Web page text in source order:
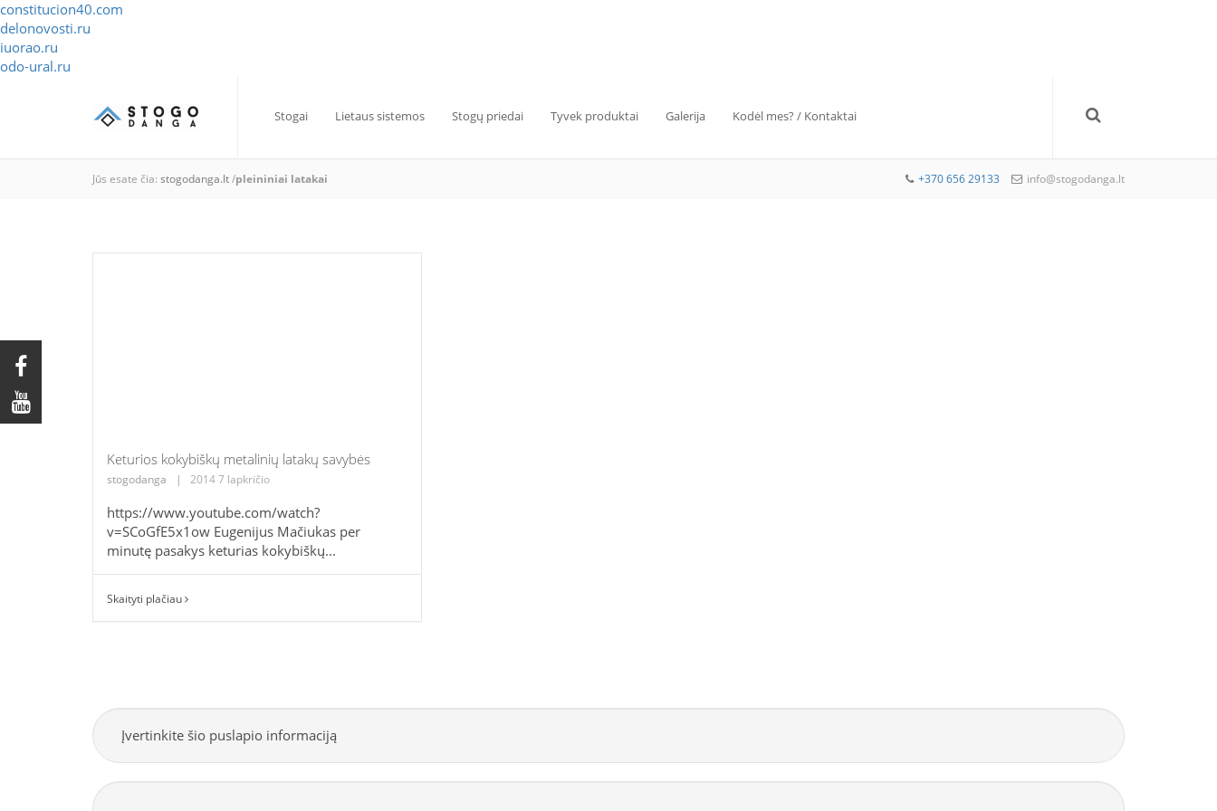
constitucion40.com
delonovosti.ru
iuorao.ru
odo-ural.ru
Stogai Lietaus sistemos Stogų priedai Tyvek produktai Galerija Kodėl mes? / Kontaktai
Jūs esate čia: stogodanga.lt/pleininiai latakai +370 656 29133 info@stogodanga.lt
Keturios kokybiškų metalinių latakų savybės
stogodanga | 2014 7 lapkričio
https://www.youtube.com/watch?
v=SCoGfE5x1ow Eugenijus Mačiukas per
minutę pasakys keturias kokybiškų...
Skaityti plačiau
Įvertinkite šio puslapio informaciją